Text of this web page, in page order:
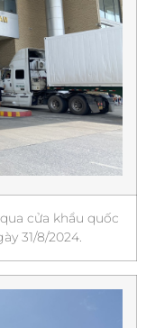
cửa khẩu quốc
31/8/2024.